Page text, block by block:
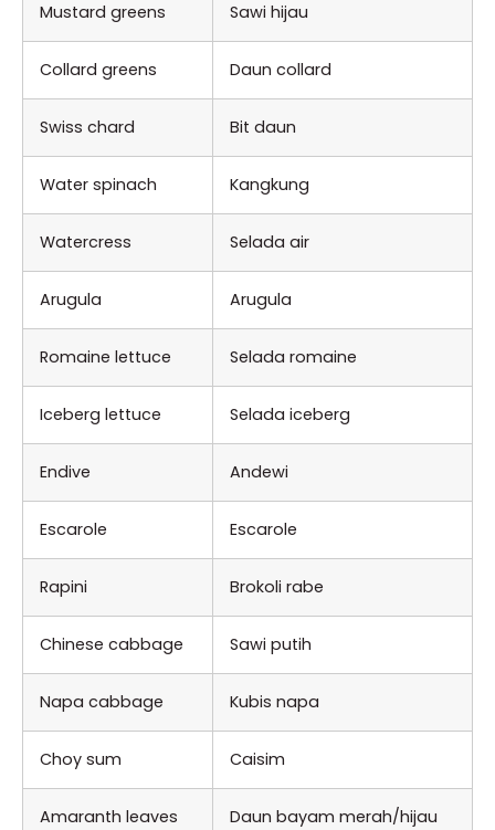
Mustard greens Sawi hijau
Collard greens Daun collard
Swiss chard Bit daun
Water spinach Kangkung
Watercress Selada air
Arugula Arugula
Romaine lettuce Selada romaine
Iceberg lettuce Selada iceberg
Endive Andewi
Escarole Escarole
Rapini Brokoli rabe
Chinese cabbage Sawi putih
Napa cabbage Kubis napa
Choy sum Caisim
Amaranth leaves Daun bayam merah/hijau